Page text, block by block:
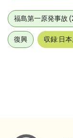
福島第一原発事故
復興 収録:日